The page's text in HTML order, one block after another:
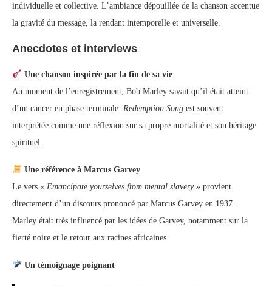
individuelle et collective. L’ambiance dépouillée de la chanson accentue
la gravité du message, la rendant intemporelle et universelle.
Anecdotes et interviews
Une chanson inspirée par la fin de sa vie
Au moment de l’enregistrement, Bob Marley savait qu’il était atteint
d’un cancer en phase terminale. Redemption Song est souvent
interprétée comme une réflexion sur sa propre mortalité et son héritage
spirituel.
Une référence à Marcus Garvey
Le vers « Emancipate yourselves from mental slavery » provient
directement d’un discours prononcé par Marcus Garvey en 1937.
Marley était très influencé par les idées de Garvey, notamment sur la
fierté noire et le retour aux racines africaines.
Un témoignage poignant